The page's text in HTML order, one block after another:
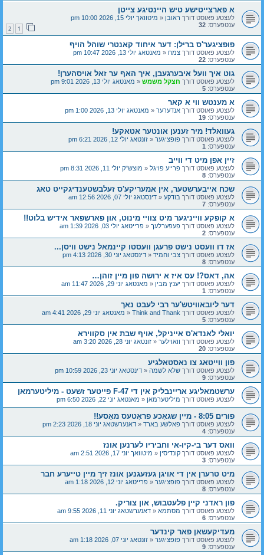
א פארצייטישע טיש היינטיגע צייטן
לעצטע פאוסט דורך ראובן « מיטוואך יולי 15, 2026 10:00 pm
ענטפערס: 32
1
2
פופציגער'ס ברילן: דער איחוד קאנטרי שוהל הויף
לעצטע פאוסט דורך צמח « מאנטאג יולי 13, 2026 10:47 pm
ענטפערס: 22
גוט איך וועל איבערגעבן, איך האף ער זאל אויסהערן!
לעצטע פאוסט דורך חצקל משמש « מאנטאג יולי 13, 2026 9:01 pm
ענטפערס: 5
א מענטש ווי א קאר
לעצטע פאוסט דורך אנדערער « מאנטאג יולי 13, 2026 1:00 pm
ענטפערס: 19
געוואלד! מיר זענען אונטער אטאקע!
לעצטע פאוסט דורך פופציגער « זונטאג יולי 12, 2026 6:21 pm
ענטפערס: 1
זיין אפן מיט די ווייב
לעצטע פאוסט דורך פרייע פויגל « מוצש"ק יולי 11, 2026 8:31 pm
ענטפערס: 8
שכח אייבערשטער, אין אמעריקע'ס זעלבשטענדיגקייט טאג
לעצטע פאוסט דורך בודקע « דינסטאג יולי 07, 2026 12:56 am
ענטפערס: 7
א קופקע ווייניגער מיט צוויי מינוט, און פארשפאר אידיש בלוט!!
לעצטע פאוסט דורך פעפערלעך « פרייטאג יולי 03, 2026 1:39 am
ענטפערס: 2
אז דו וועסט נישט פרעגן וועסטו קיינמאל נישט וויסן...
לעצטע פאוסט דורך צבי וחמיד « דינסטאג יוני 30, 2026 4:13 pm
ענטפערס: 8
אה, דאס?! עס איז א ירושה פון מיין זוהן…
לעצטע פאוסט דורך יענץ מבין « מאנטאג יוני 29, 2026 11:47 am
ענטפערס: 1
דער ליובאוויטש'ער רבי לעבט נאך
לעצטע פאוסט דורך Think and Thank
« מאנטאג יוני 29, 2026 4:41 am
ענטפערס: 5
יואלי לאנדא'ס אייניקל, אויף שבת אין סקווירא
לעצטע פאוסט דורך וואוילער « זונטאג יוני 28, 2026 3:20 am
ענטפערס: 20
פון ווייטאג צו נאסטאלגיע
לעצטע פאוסט דורך שלא לשמה « דינסטאג יוני 23, 2026 10:59 pm
ענטפערס: 9
ערשטמאליגע אריינבליק אין די F-47 פייטער זשעט - מיליטערמאן
לעצטע פאוסט דורך מיליטערמאן « מאנטאג יוני 22, 2026 6:50 pm
פורים 8:05 - מיין שגאָכע פראָטעס מאַסע!!
לעצטע פאוסט דורך פאלשע בארד « דאנערשטאג יוני 18, 2026 2:23 pm
ענטפערס: 4
וואס דער בי-קיו-אי וחביריו לערנען אונז
לעצטע פאוסט דורך קונדיסין « מיטוואך יוני 17, 2026 2:51 am
ענטפערס: 3
מיט טרערן אין די אויגן געזעגנען אונז זיך מיין טייערע חבר
לעצטע פאוסט דורך פופציגער « פרייטאג יוני 12, 2026 1:18 am
ענטפערס: 8
פון ראדני קיין פלעטבוש, און צוריק.
לעצטע פאוסט דורך מסתמא « דאנערשטאג יוני 11, 2026 9:55 am
ענטפערס: 6
מעדיקעשאן פאר קינדער
לעצטע פאוסט דורך פופציגער « זונטאג יוני 07, 2026 1:18 am
ענטפערס: 9